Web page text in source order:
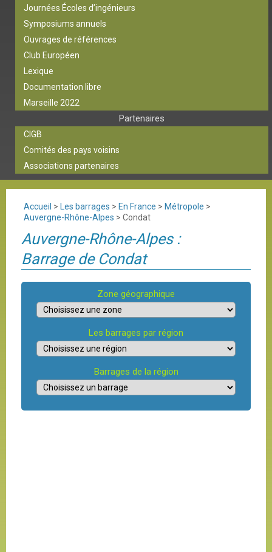
Journées Écoles d’ingénieurs
Symposiums annuels
Ouvrages de références
Club Européen
Lexique
Documentation libre
Marseille 2022
Partenaires
CIGB
Comités des pays voisins
Associations partenaires
Accueil > Les barrages > En France > Métropole >
Auvergne-Rhône-Alpes > Condat
Auvergne-Rhône-Alpes :
Barrage de Condat
Zone géographique
Les barrages par région
Barrages de la région